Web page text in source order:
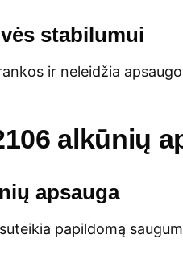
stabilumui
ir neleidžia
alkūnių
apsauga
papildomą